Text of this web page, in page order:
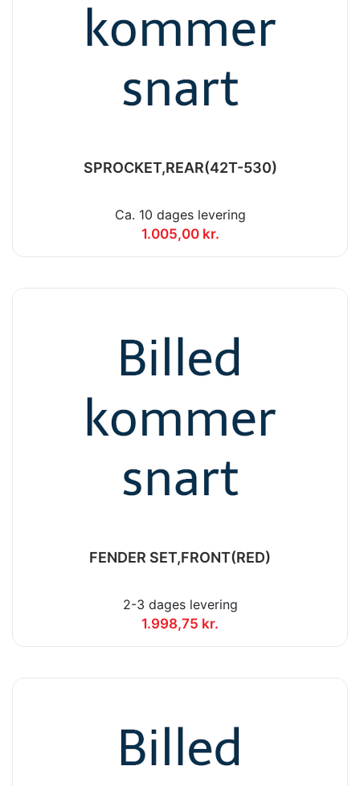
SPROCKET,REAR(42T-530)
Ca. 10 dages levering
1.005,00 kr.
FENDER SET,FRONT(RED)
2-3 dages levering
1.998,75 kr.